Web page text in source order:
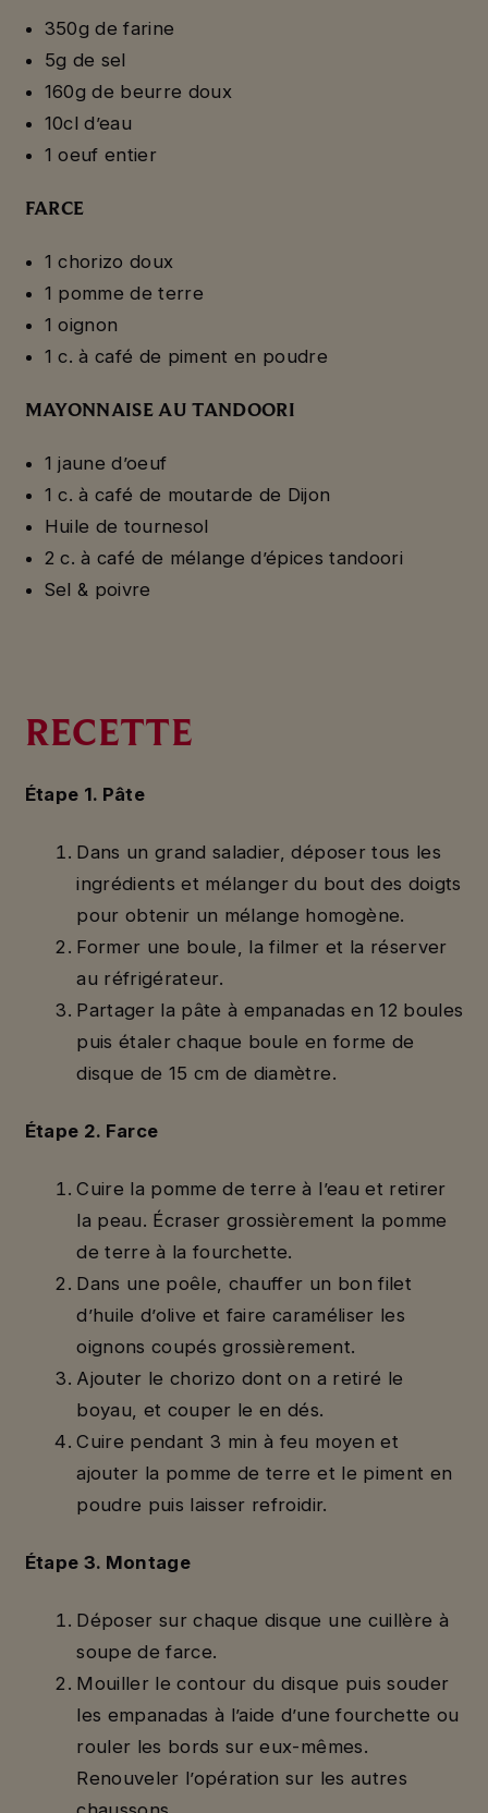
350g de farine
5g de sel
160g de beurre doux
10cl d’eau
1 oeuf entier
FARCE
1 chorizo doux
1 pomme de terre
1 oignon
1 c. à café de piment en poudre
MAYONNAISE AU TANDOORI
1 jaune d’oeuf
1 c. à café de moutarde de Dijon
Huile de tournesol
2 c. à café de mélange d’épices tandoori
Sel & poivre
RECETTE
Étape 1. Pâte
Dans un grand saladier, déposer tous les
ingrédients et mélanger du bout des doigts
pour obtenir un mélange homogène.
Former une boule, la filmer et la réserver
au réfrigérateur.
Partager la pâte à empanadas en 12 boules
puis étaler chaque boule en forme de
disque de 15 cm de diamètre.
Étape 2. Farce
Cuire la pomme de terre à l’eau et retirer
la peau. Écraser grossièrement la pomme
de terre à la fourchette.
Dans une poêle, chauffer un bon filet
d’huile d’olive et faire caraméliser les
oignons coupés grossièrement.
Ajouter le chorizo dont on a retiré le
boyau, et couper le en dés.
Cuire pendant 3 min à feu moyen et
ajouter la pomme de terre et le piment en
poudre puis laisser refroidir.
Étape 3. Montage
Déposer sur chaque disque une cuillère à
soupe de farce.
Mouiller le contour du disque puis souder
les empanadas à l’aide d’une fourchette ou
rouler les bords sur eux-mêmes.
Renouveler l’opération sur les autres